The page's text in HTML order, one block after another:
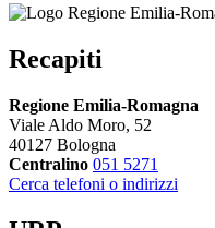
Recapiti
Regione Emilia-Romagna
Viale Aldo Moro, 52
40127 Bologna
Centralino 051 5271
Cerca telefoni o indirizzi